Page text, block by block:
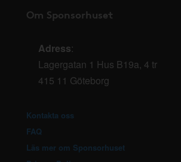
Om Sponsorhuset
Adress:
Lagergatan 1 Hus B19a, 4 tr
415 11 Göteborg
Kontakta oss
FAQ
Läs mer om Sponsorhuset